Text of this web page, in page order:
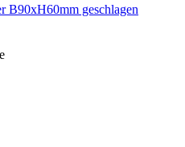
geschlagen